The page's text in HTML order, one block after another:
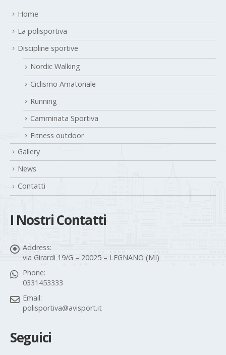
Home
La polisportiva
Discipline sportive
Nordic Walking
Ciclismo Amatoriale
Running
Camminata Sportiva
Fitness outdoor
Gallery
News
Contatti
I Nostri Contatti
Address:
via Girardi 19/G – 20025 – LEGNANO (MI)
Phone:
0331453333
Email:
polisportiva@avisport.it
Seguici